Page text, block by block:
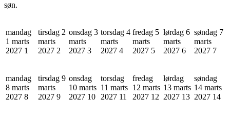
søn.
mandag
1 marts
2027 1
tirsdag 2
marts
2027 2
onsdag 3
marts
2027 3
torsdag 4
marts
2027 4
fredag 5
marts
2027 5
lørdag 6
marts
2027 6
søndag 7
marts
2027 7
mandag
8 marts
2027 8
tirsdag 9
marts
2027 9
onsdag
10 marts
2027 10
torsdag
11 marts
2027 11
fredag
12 marts
2027 12
lørdag
13 marts
2027 13
søndag
14 marts
2027 14